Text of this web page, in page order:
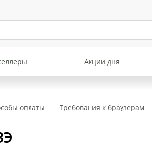
Акции дня
оплаты Требования к браузерам